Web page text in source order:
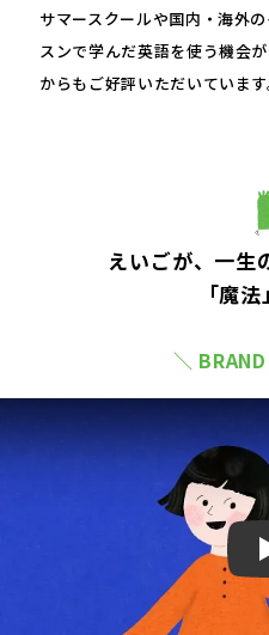
サマースクールや国内・海外
スンで学んだ英語を使う機会
からもご好評いただいています
えいごが、一生
「魔
＼